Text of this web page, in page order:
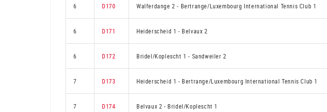
6 D170 Walferdange 2- Bertrange/Luxembourg International Tennis Club 1
6 D171 Heiderscheid 1 - Belvaux 2
6 D172 Bridel/Koplescht 1- Sandweiler 2
7 D173 Heiderscheid 1 - Bertrange/Luxembourg International Tennis Club 1
7 D174 Belvaux 2 - Bridel/Koplescht 1